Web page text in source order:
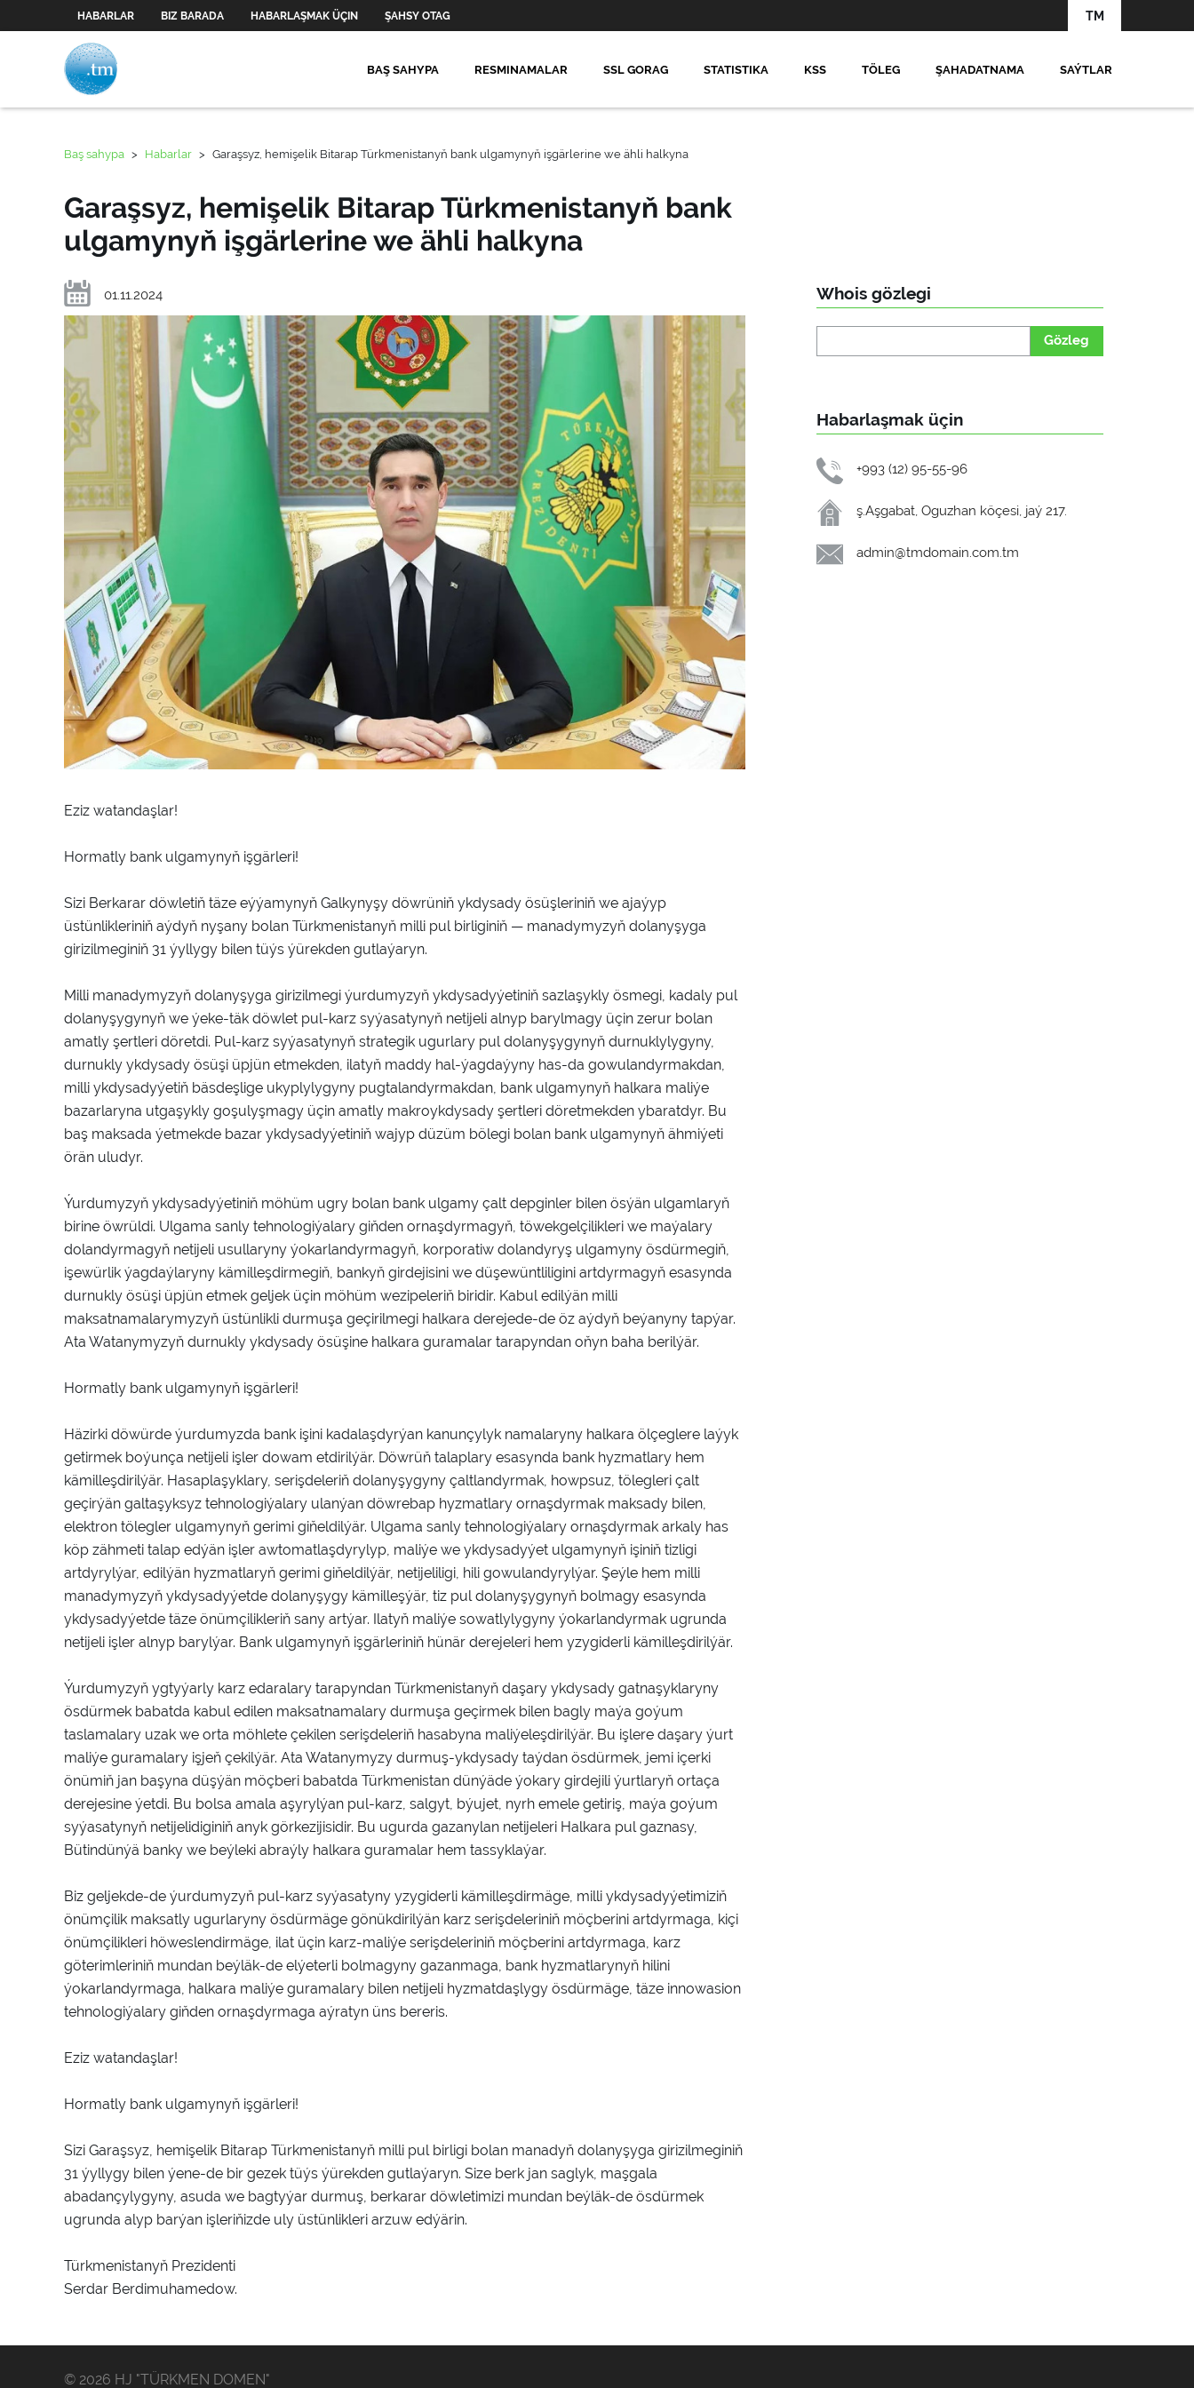
HABARLAR BIZ BARADA HABARLAŞMAK ÜÇIN ŞAHSY OTAG TM
BAŞ SAHYPA RESMINAMALAR SSL GORAG STATISTIKA KSS TÖLEG ŞAHADATNAMA SAÝTLAR
Baş sahypa > Habarlar > Garaşsyz, hemişelik Bitarap Türkmenistanyň bank ulgamynyň işgärlerine we ähli halkyna
Garaşsyz, hemişelik Bitarap Türkmenistanyň bank
ulgamynyň işgärlerine we ähli halkyna
01.11.2024
Eziz watandaşlar!
Hormatly bank ulgamynyň işgärleri!
Sizi Berkarar döwletiň täze eýýamynyň Galkynyşy döwrüniň ykdysady ösüşleriniň we ajaýyp
üstünlikleriniň aýdyň nyşany bolan Türkmenistanyň milli pul birliginiň — manadymyzyň dolanyşyga
girizilmeginiň 31 ýyllygy bilen tüýs ýürekden gutlaýaryn.
Milli manadymyzyň dolanyşyga girizilmegi ýurdumyzyň ykdysadyýetiniň sazlaşykly ösmegi, kadaly pul
dolanyşygynyň we ýeke-täk döwlet pul-karz syýasatynyň netijeli alnyp barylmagy üçin zerur bolan
amatly şertleri döretdi. Pul-karz syýasatynyň strategik ugurlary pul dolanyşygynyň durnuklylygyny,
durnukly ykdysady ösüşi üpjün etmekden, ilatyň maddy hal-ýagdaýyny has-da gowulandyrmakdan,
milli ykdysadyýetiň bäsdeşlige ukyplylygyny pugtalandyrmakdan, bank ulgamynyň halkara maliýe
bazarlaryna utgaşykly goşulyşmagy üçin amatly makroykdysady şertleri döretmekden ybaratdyr. Bu
baş maksada ýetmekde bazar ykdysadyýetiniň wajyp düzüm bölegi bolan bank ulgamynyň ähmiýeti
örän uludyr.
Ýurdumyzyň ykdysadyýetiniň möhüm ugry bolan bank ulgamy çalt depginler bilen ösýän ulgamlaryň
birine öwrüldi. Ulgama sanly tehnologiýalary giňden ornaşdyrmagyň, töwekgelçilikleri we maýalary
dolandyrmagyň netijeli usullaryny ýokarlandyrmagyň, korporatiw dolandyryş ulgamyny ösdürmegiň,
işewürlik ýagdaýlaryny kämilleşdirmegiň, bankyň girdejisini we düşewüntliligini artdyrmagyň esasynda
durnukly ösüşi üpjün etmek geljek üçin möhüm wezipeleriň biridir. Kabul edilýän milli
maksatnamalarymyzyň üstünlikli durmuşa geçirilmegi halkara derejede-de öz aýdyň beýanyny tapýar.
Ata Watanymyzyň durnukly ykdysady ösüşine halkara guramalar tarapyndan oňyn baha berilýär.
Hormatly bank ulgamynyň işgärleri!
Häzirki döwürde ýurdumyzda bank işini kadalaşdyrýan kanunçylyk namalaryny halkara ölçeglere laýyk
getirmek boýunça netijeli işler dowam etdirilýär. Döwrüň talaplary esasynda bank hyzmatlary hem
kämilleşdirilýär. Hasaplaşyklary, serişdeleriň dolanyşygyny çaltlandyrmak, howpsuz, tölegleri çalt
geçirýän galtaşyksyz tehnologiýalary ulanýan döwrebap hyzmatlary ornaşdyrmak maksady bilen,
elektron tölegler ulgamynyň gerimi giňeldilýär. Ulgama sanly tehnologiýalary ornaşdyrmak arkaly has
köp zähmeti talap edýän işler awtomatlaşdyrylyp, maliýe we ykdysadyýet ulgamynyň işiniň tizligi
artdyrylýar, edilýän hyzmatlaryň gerimi giňeldilýär, netijeliligi, hili gowulandyrylýar. Şeýle hem milli
manadymyzyň ykdysadyýetde dolanyşygy kämilleşýär, tiz pul dolanyşygynyň bolmagy esasynda
ykdysadyýetde täze önümçilikleriň sany artýar. Ilatyň maliýe sowatlylygyny ýokarlandyrmak ugrunda
netijeli işler alnyp barylýar. Bank ulgamynyň işgärleriniň hünär derejeleri hem yzygiderli kämilleşdirilýär.
Ýurdumyzyň ygtyýarly karz edaralary tarapyndan Türkmenistanyň daşary ykdysady gatnaşyklaryny
ösdürmek babatda kabul edilen maksatnamalary durmuşa geçirmek bilen bagly maýa goýum
taslamalary uzak we orta möhlete çekilen serişdeleriň hasabyna maliýeleşdirilýär. Bu işlere daşary ýurt
maliýe guramalary işjeň çekilýär. Ata Watanymyzy durmuş-ykdysady taýdan ösdürmek, jemi içerki
önümiň jan başyna düşýän möçberi babatda Türkmenistan dünýäde ýokary girdejili ýurtlaryň ortaça
derejesine ýetdi. Bu bolsa amala aşyrylýan pul-karz, salgyt, býujet, nyrh emele getiriş, maýa goýum
syýasatynyň netijelidiginiň anyk görkezijisidir. Bu ugurda gazanylan netijeleri Halkara pul gaznasy,
Bütindünýä banky we beýleki abraýly halkara guramalar hem tassyklaýar.
Biz geljekde-de ýurdumyzyň pul-karz syýasatyny yzygiderli kämilleşdirmäge, milli ykdysadyýetimiziň
önümçilik maksatly ugurlaryny ösdürmäge gönükdirilýän karz serişdeleriniň möçberini artdyrmaga, kiçi
önümçilikleri höweslendirmäge, ilat üçin karz-maliýe serişdeleriniň möçberini artdyrmaga, karz
göterimleriniň mundan beýläk-de elýeterli bolmagyny gazanmaga, bank hyzmatlarynyň hilini
ýokarlandyrmaga, halkara maliýe guramalary bilen netijeli hyzmatdaşlygy ösdürmäge, täze innowasion
tehnologiýalary giňden ornaşdyrmaga aýratyn üns bereris.
Eziz watandaşlar!
Hormatly bank ulgamynyň işgärleri!
Sizi Garaşsyz, hemişelik Bitarap Türkmenistanyň milli pul birligi bolan manadyň dolanyşyga girizilmeginiň
31 ýyllygy bilen ýene-de bir gezek tüýs ýürekden gutlaýaryn. Size berk jan saglyk, maşgala
abadançylygyny, asuda we bagtyýar durmuş, berkarar döwletimizi mundan beýläk-de ösdürmek
ugrunda alyp barýan işleriňizde uly üstünlikleri arzuw edýärin.
Türkmenistanyň Prezidenti
Serdar Berdimuhamedow.
Whois gözlegi
Gözleg
Habarlaşmak üçin
+993 (12) 95-55-96
ş.Aşgabat, Oguzhan köçesi, jaý 217.
admin@tmdomain.com.tm
© 2026 HJ "TÜRKMEN DOMEN"